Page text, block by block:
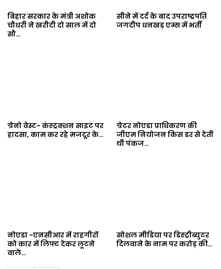
बिहार सरकार के मंत्री अशोक
चौधरी ने खरीदी दो साल में दो
सौ…
सीने में दर्द के बाद उपराष्ट्रपति
जगदीप धनखड़ एम्स में भर्ती
ग्रेनो वेस्ट- कंस्ट्रक्शन साइट पर
हादसा, काम कर रहे मजदूर के…
ग्रेटर नोएडा प्राधिकरण की
जीएम नियोजन किस डर से देती
थी पंकज…
नोएडा -एनसीआर में राहगीरों
को कार में लिफ्ट देकर लूटने
वाले…
सोशल मीडिया पर डिस्ट्रीब्युटर
दिलवाने के नाम पर करोड़ की…